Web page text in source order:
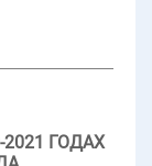
ГОДАХ